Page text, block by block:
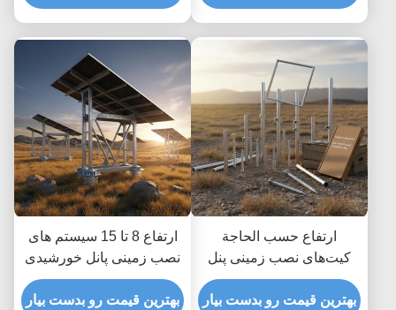
خوردگی
ارتفاع از ۸ تا ۱۵ فوت
ارتفاع حسب الحاجة
کیت‌های نصب زمینی پنل
خورشیدی با عمق نامحدود
برای تنظیمات ارتفاع
بهترین قیمت رو بدست بیار
ارتفاع 8 تا 15 سیستم های
نصب زمینی پانل خورشیدی
معمولی بهینه شده برای بار
باد تا 80 متر در ثانیه با عمق
بهترین قیمت رو بدست بیار